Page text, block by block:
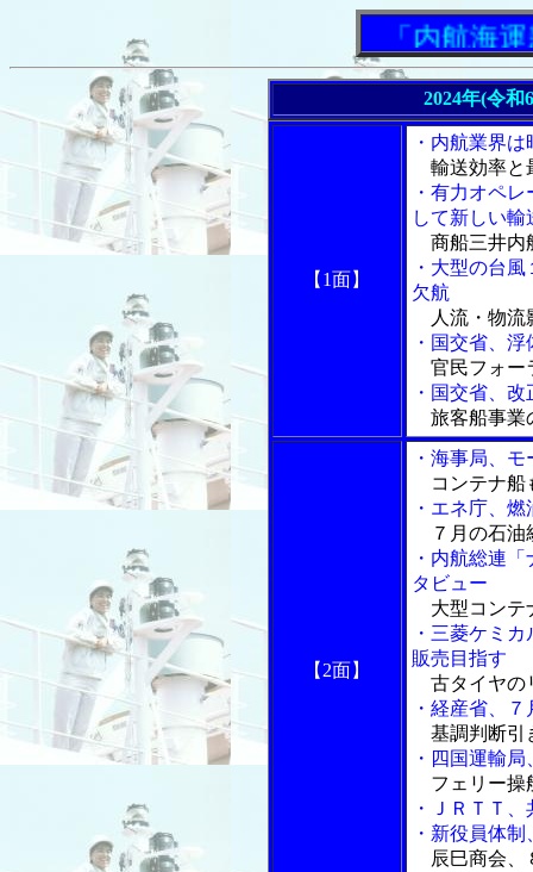
「内航海運新
2024年(令
【1面】
・内航業界
輸送効率と
・有力オペ
して新しい
商船三井内
・大型の台
欠航
人流・物流
・国交省、
官民フォー
・国交省、
旅客船事業
【2面】
・海事局、
コンテナ船
・エネ庁、
７月の石油
・内航総連
タビュー
大型コンテ
・三菱ケミ
販売目指す
古タイヤの
・経産省、
基調判断引
・四国運輸
フェリー操
・ＪＲＴＴ
・新役員体
辰巳商会、